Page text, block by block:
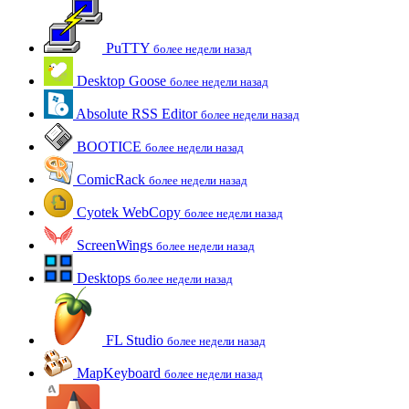
PuTTY более недели назад
Desktop Goose более недели назад
Absolute RSS Editor более недели назад
BOOTICE более недели назад
ComicRack более недели назад
Cyotek WebCopy более недели назад
ScreenWings более недели назад
Desktops более недели назад
FL Studio более недели назад
MapKeyboard более недели назад